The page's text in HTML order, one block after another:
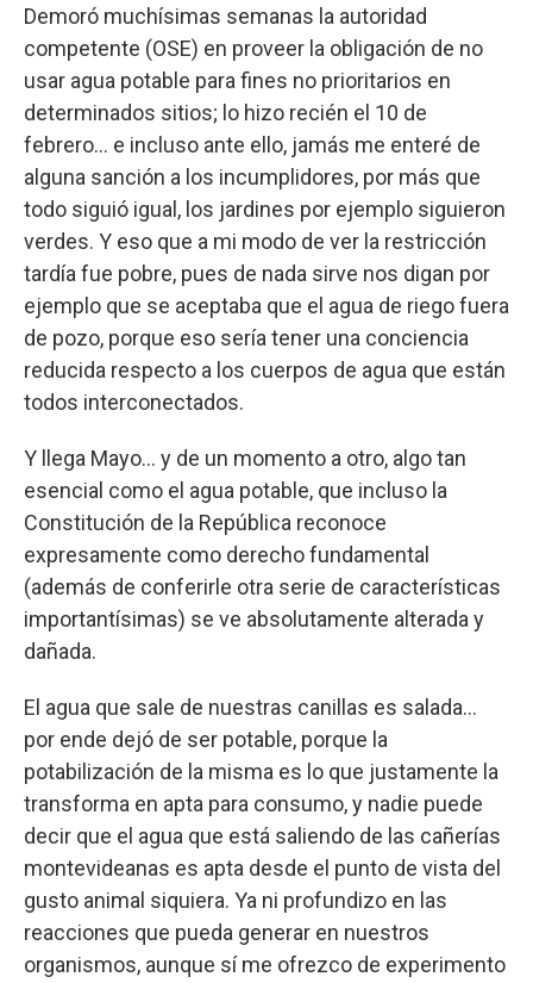
Demoró muchísimas semanas la autoridad
competente (OSE) en proveer la obligación de no
usar agua potable para fines no prioritarios en
determinados sitios; lo hizo recién el 10 de
febrero… e incluso ante ello, jamás me enteré de
alguna sanción a los incumplidores, por más que
todo siguió igual, los jardines por ejemplo siguieron
verdes. Y eso que a mi modo de ver la restricción
tardía fue pobre, pues de nada sirve nos digan por
ejemplo que se aceptaba que el agua de riego fuera
de pozo, porque eso sería tener una conciencia
reducida respecto a los cuerpos de agua que están
todos interconectados.
Y llega Mayo… y de un momento a otro, algo tan
esencial como el agua potable, que incluso la
Constitución de la República reconoce
expresamente como derecho fundamental
(además de conferirle otra serie de características
importantísimas) se ve absolutamente alterada y
dañada.
El agua que sale de nuestras canillas es salada…
por ende dejó de ser potable, porque la
potabilización de la misma es lo que justamente la
transforma en apta para consumo, y nadie puede
decir que el agua que está saliendo de las cañerías
montevideanas es apta desde el punto de vista del
gusto animal siquiera. Ya ni profundizo en las
reacciones que pueda generar en nuestros
organismos, aunque sí me ofrezco de experimento